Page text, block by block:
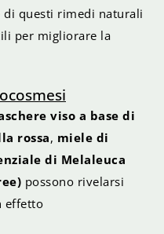
di questi rimedi naturali
per migliorare la
viso a base di
rossa, miele di
di Melaleuca
possono rivelarsi
effetto